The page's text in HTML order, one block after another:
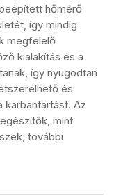
hőmérő
így mindig
megfelelő
kialakítás és a
így nyugodtan
és
karbantartást. Az
mint
további